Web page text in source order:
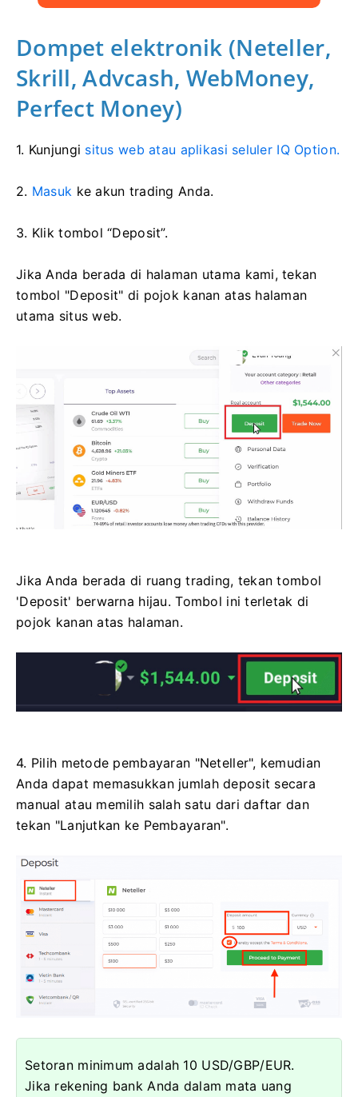
Dompet elektronik (Neteller,
Skrill, Advcash, WebMoney,
Perfect Money)
1. Kunjungi situs web atau aplikasi seluler IQ Option.
2. Masuk ke akun trading Anda.
3. Klik tombol “Deposit”.
Jika Anda berada di halaman utama kami, tekan
tombol "Deposit" di pojok kanan atas halaman
utama situs web.
Jika Anda berada di ruang trading, tekan tombol
'Deposit' berwarna hijau. Tombol ini terletak di
pojok kanan atas halaman.
4. Pilih metode pembayaran "Neteller", kemudian
Anda dapat memasukkan jumlah deposit secara
manual atau memilih salah satu dari daftar dan
tekan "Lanjutkan ke Pembayaran".
Setoran minimum adalah 10 USD/GBP/EUR.
Jika rekening bank Anda dalam mata uang